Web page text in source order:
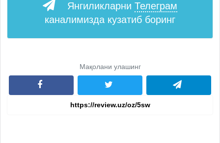
Янгиликларни Телеграм
каналимизда кузатиб боринг
Мақолани улашинг